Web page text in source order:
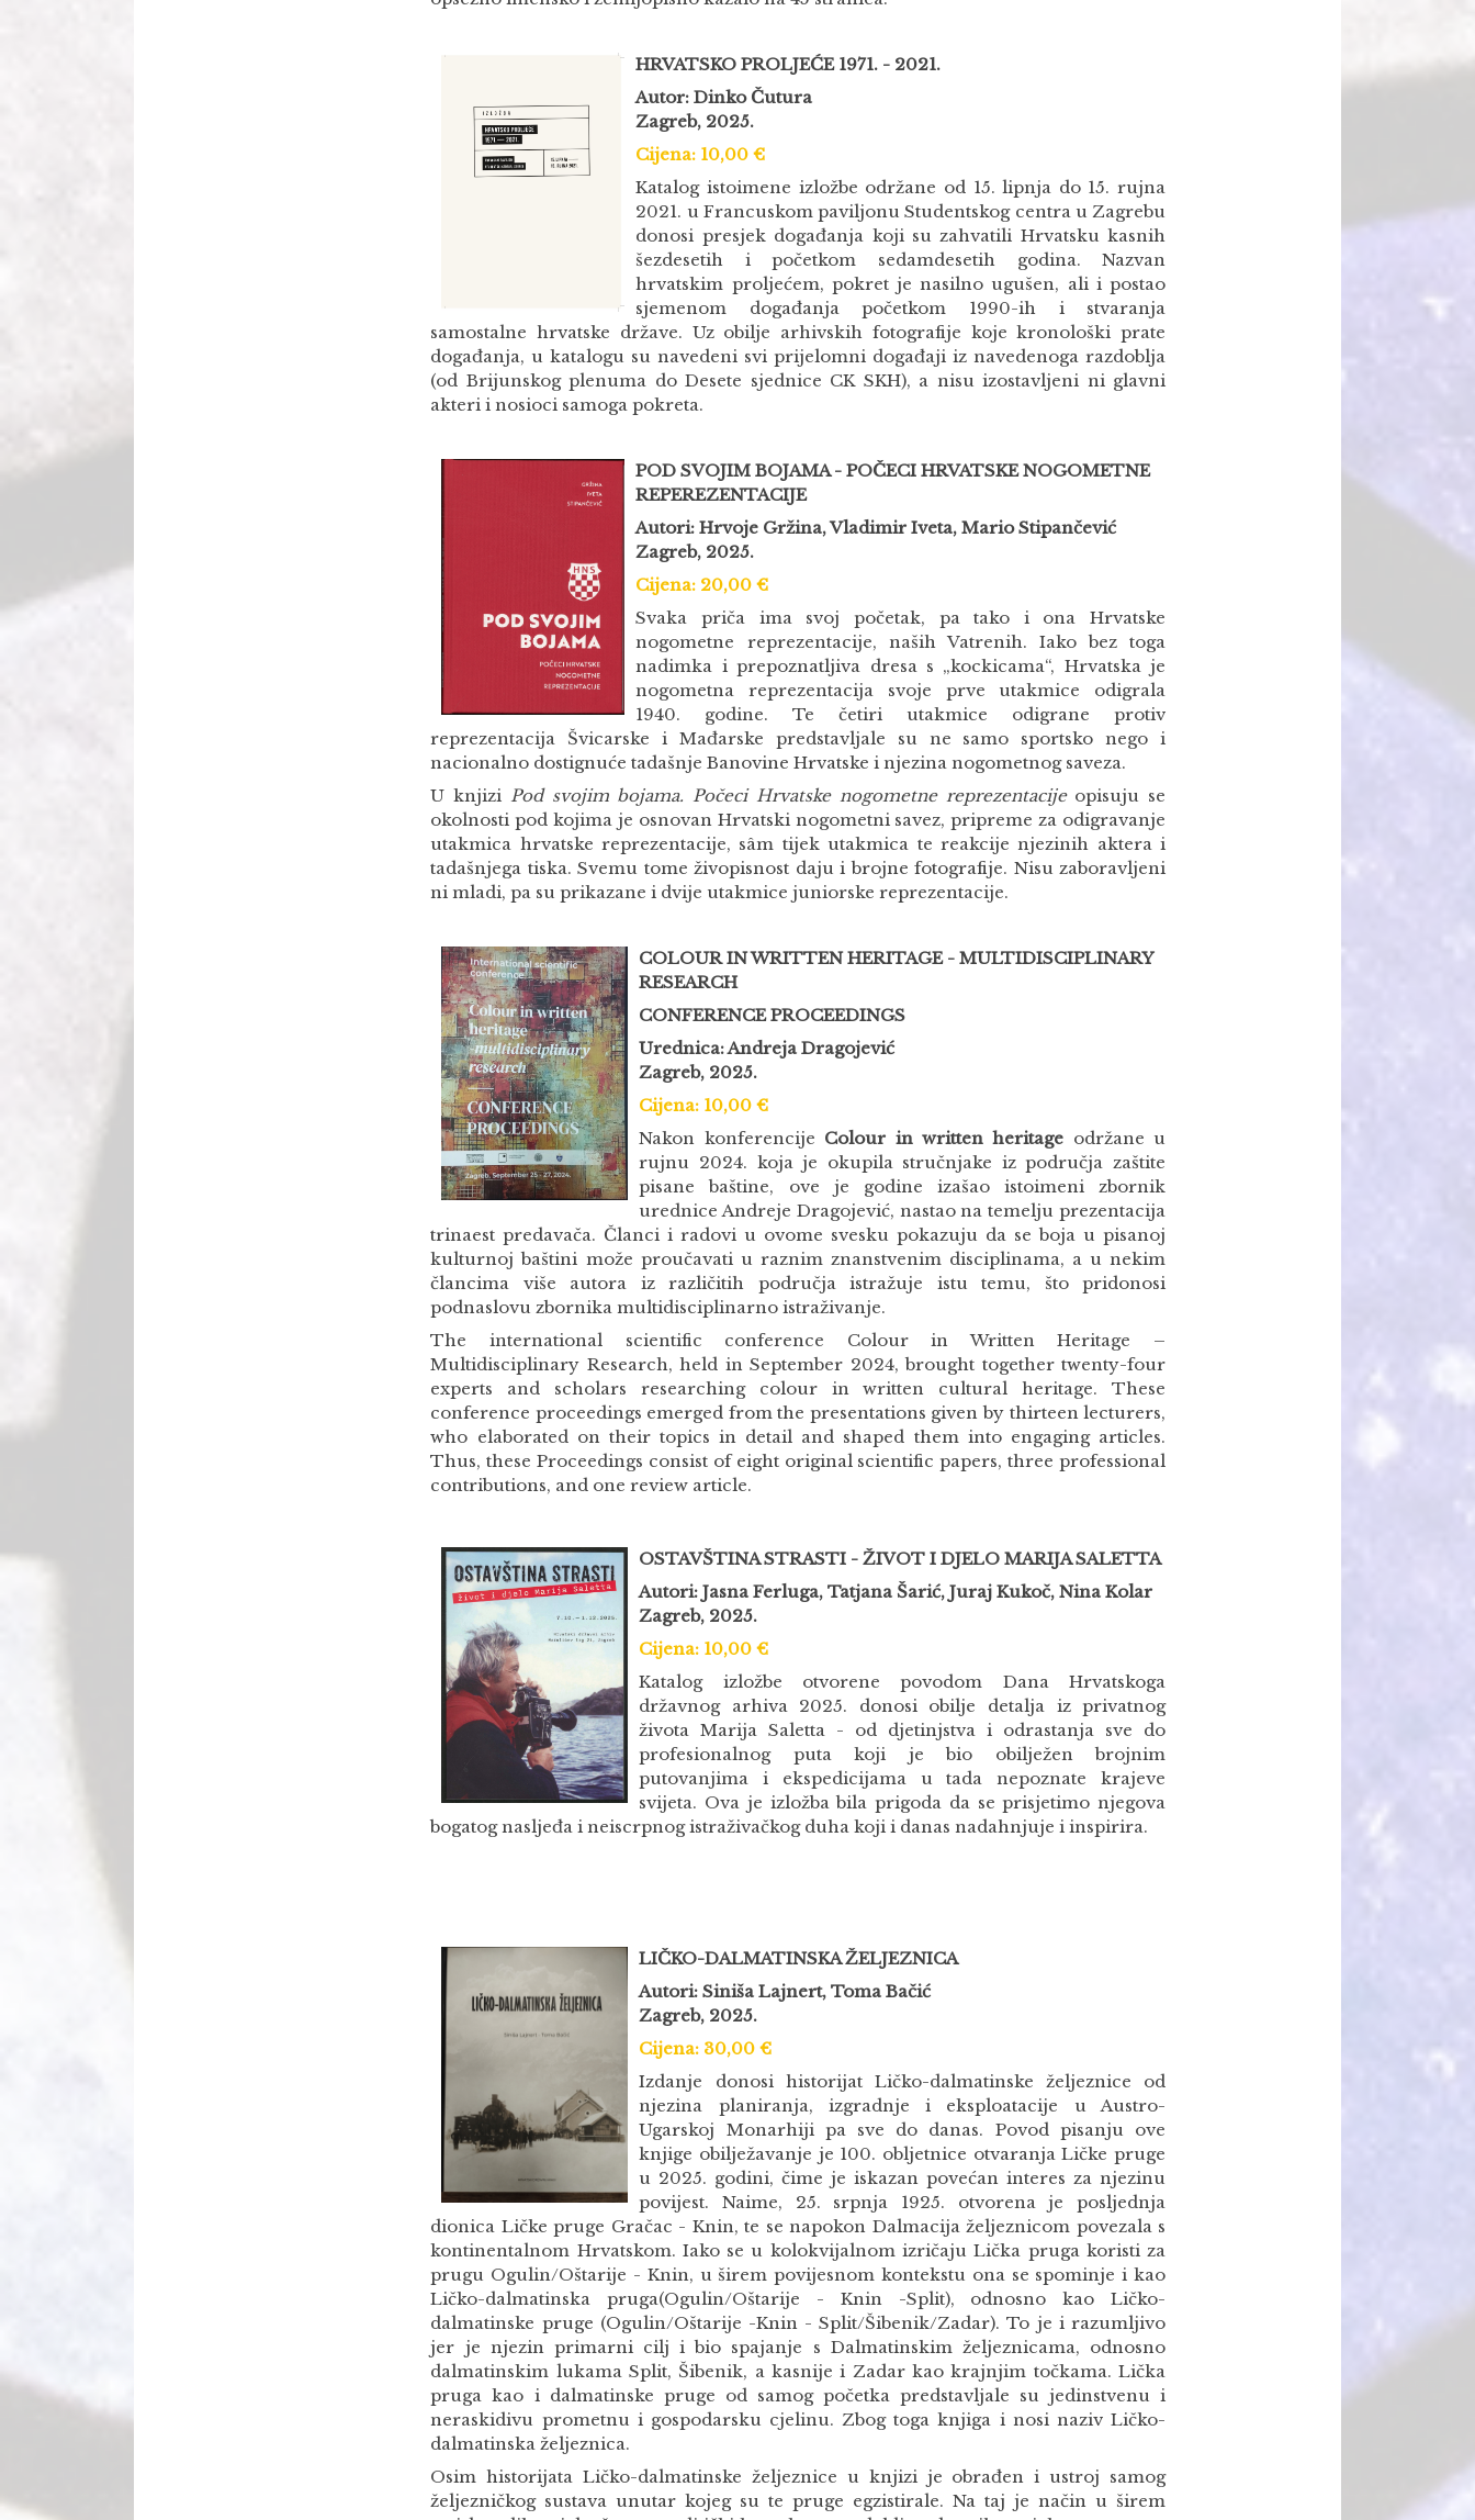
HRVATSKO PROLJEĆE 1971. - 2021.
Autor: Dinko Čutura
Zagreb, 2025.
Cijena: 10,00 €
Katalog istoimene izložbe održane od 15. lipnja do 15. rujna
2021. u Francuskom paviljonu Studentskog centra u Zagrebu
donosi presjek događanja koji su zahvatili Hrvatsku kasnih
šezdesetih i početkom sedamdesetih godina. Nazvan
hrvatskim proljećem, pokret je nasilno ugušen, ali i postao
sjemenom događanja početkom 1990-ih i stvaranja
samostalne hrvatske države. Uz obilje arhivskih fotografije koje kronološki prate
događanja, u katalogu su navedeni svi prijelomni događaji iz navedenoga razdoblja
(od Brijunskog plenuma do Desete sjednice CK SKH), a nisu izostavljeni ni glavni
akteri i nosioci samoga pokreta.
POD SVOJIM BOJAMA - POČECI HRVATSKE NOGOMETNE
REPEREZENTACIJE
Autori: Hrvoje Gržina, Vladimir Iveta, Mario Stipančević
Zagreb, 2025.
Cijena: 20,00 €
Svaka priča ima svoj početak, pa tako i ona Hrvatske
nogometne reprezentacije, naših Vatrenih. Iako bez toga
nadimka i prepoznatljiva dresa s „kockicama“, Hrvatska je
nogometna reprezentacija svoje prve utakmice odigrala
1940. godine. Te četiri utakmice odigrane protiv
reprezentacija Švicarske i Mađarske predstavljale su ne samo sportsko nego i
nacionalno dostignuće tadašnje Banovine Hrvatske i njezina nogometnog saveza.
U knjizi Pod svojim bojama. Počeci Hrvatske nogometne reprezentacijeopisuju se
okolnosti pod kojima je osnovan Hrvatski nogometni savez, pripreme za odigravanje
utakmica hrvatske reprezentacije, sâm tijek utakmica te reakcije njezinih aktera i
tadašnjega tiska. Svemu tome živopisnost daju i brojne fotografije. Nisu zaboravljeni
ni mladi, pa su prikazane i dvije utakmice juniorske reprezentacije.
COLOUR IN WRITTEN HERITAGE - MULTIDISCIPLINARY
RESEARCH
CONFERENCE PROCEEDINGS
Urednica: Andreja Dragojević
Zagreb, 2025.
Cijena: 10,00 €
Nakon konferencije Colour in written heritage održane u
rujnu 2024. koja je okupila stručnjake iz područja zaštite
pisane baštine, ove je godine izašao istoimeni zbornik
urednice Andreje Dragojević, nastao na temelju prezentacija
trinaest predavača. Članci i radovi u ovome svesku pokazuju da se boja u pisanoj
kulturnoj baštini može proučavati u raznim znanstvenim disciplinama, a u nekim
člancima više autora iz različitih područja istražuje istu temu, što pridonosi
podnaslovu zbornika multidisciplinarno istraživanje.
The international scientific conference Colour in Written Heritage –
Multidisciplinary Research, held in September 2024, brought together twenty-four
experts and scholars researching colour in written cultural heritage. These
conference proceedings emerged from the presentations given by thirteen lecturers,
who elaborated on their topics in detail and shaped them into engaging articles.
Thus, these Proceedings consist of eight original scientific papers, three professional
contributions, and one review article.
OSTAVŠTINA STRASTI - ŽIVOT I DJELO MARIJA SALETTA
Autori: Jasna Ferluga, Tatjana Šarić, Juraj Kukoč, Nina Kolar
Zagreb, 2025.
Cijena: 10,00 €
Katalog izložbe otvorene povodom Dana Hrvatskoga
državnog arhiva 2025. donosi obilje detalja iz privatnog
života Marija Saletta - od djetinjstva i odrastanja sve do
profesionalnog puta koji je bio obilježen brojnim
putovanjima i ekspedicijama u tada nepoznate krajeve
svijeta. Ova je izložba bila prigoda da se prisjetimo njegova
bogatog nasljeđa i neiscrpnog istraživačkog duha koji i danas nadahnjuje i inspirira.
LIČKO-DALMATINSKA ŽELJEZNICA
Autori: Siniša Lajnert, Toma Bačić
Zagreb, 2025.
Cijena: 30,00 €
Izdanje donosi historijat Ličko-dalmatinske željeznice od
njezina planiranja, izgradnje i eksploatacije u Austro-
Ugarskoj Monarhiji pa sve do danas. Povod pisanju ove
knjige obilježavanje je 100. obljetnice otvaranja Ličke pruge
u 2025. godini, čime je iskazan povećan interes za njezinu
povijest. Naime, 25. srpnja 1925. otvorena je posljednja
dionica Ličke pruge Gračac - Knin, te se napokon Dalmacija željeznicom povezala s
kontinentalnom Hrvatskom. Iako se u kolokvijalnom izričaju Lička pruga koristi za
prugu Ogulin/Oštarije - Knin, u širem povijesnom kontekstu ona se spominje i kao
Ličko-dalmatinska pruga(Ogulin/Oštarije - Knin -Split), odnosno kao Ličko-
dalmatinske pruge (Ogulin/Oštarije -Knin - Split/Šibenik/Zadar). To je i razumljivo
jer je njezin primarni cilj i bio spajanje s Dalmatinskim željeznicama, odnosno
dalmatinskim lukama Split, Šibenik, a kasnije i Zadar kao krajnjim točkama. Lička
pruga kao i dalmatinske pruge od samog početka predstavljale su jedinstvenu i
neraskidivu prometnu i gospodarsku cjelinu. Zbog toga knjiga i nosi naziv Ličko-
dalmatinska željeznica.
Osim historijata Ličko-dalmatinske željeznice u knjizi je obrađen i ustroj samog
željezničkog sustava unutar kojeg su te pruge egzistirale. Na taj je način u širem